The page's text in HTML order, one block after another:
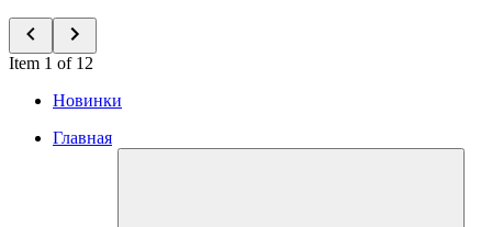
Item 1 of 12
Новинки
Главная